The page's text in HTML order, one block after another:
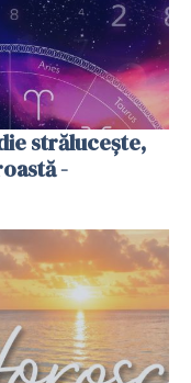
strălucește,
-